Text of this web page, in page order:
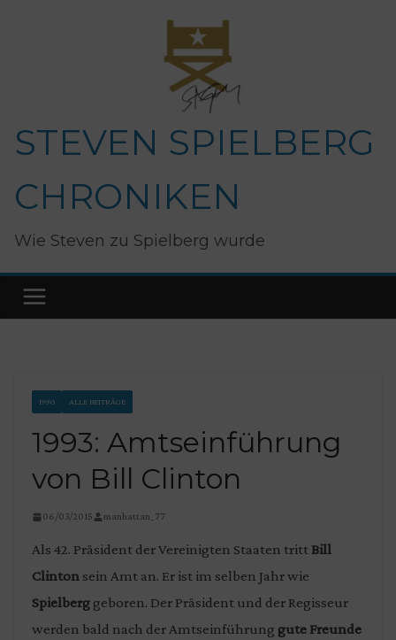
STEVEN SPIELBERG
CHRONIKEN
Wie Steven zu Spielberg wurde
1990 ALLE BEITRÄGE
1993: Amtseinführung
von Bill Clinton
06/03/2015 manhattan_77
Als 42. Präsident der Vereinigten Staaten tritt Bill
Clinton sein Amt an. Er ist im selben Jahr wie
Spielberg geboren. Der Präsident und der Regisseur
werden bald nach der Amtseinführung gute Freunde